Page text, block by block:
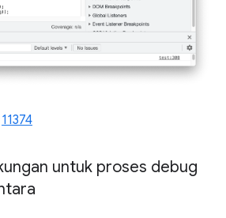
11374
untuk proses debug